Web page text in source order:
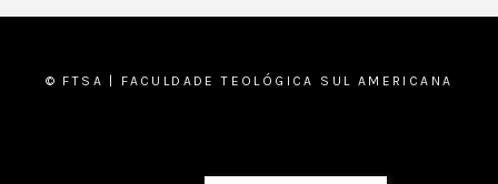
© FTSA | FACULDADE TEOLÓGICA SUL AMERICANA